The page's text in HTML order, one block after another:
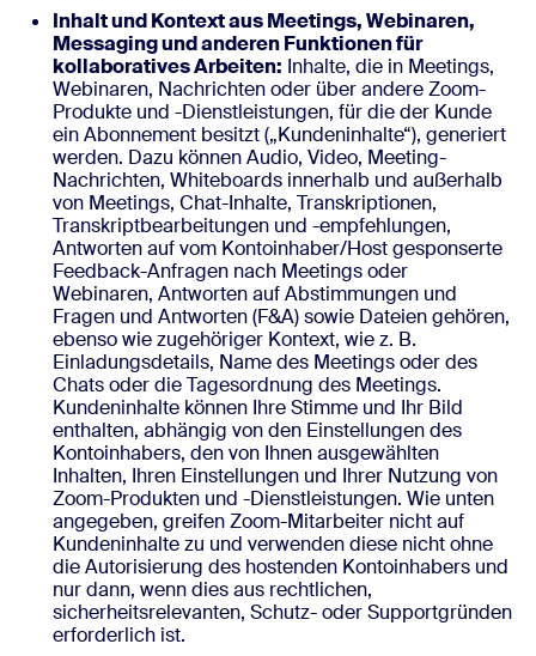
Inhalt und Kontext aus Meetings, Webinaren,
Messaging und anderen Funktionen für
kollaboratives Arbeiten: Inhalte, die in Meetings,
Webinaren, Nachrichten oder über andere Zoom-
Produkte und -Dienstleistungen, für die der Kunde
ein Abonnement besitzt („Kundeninhalte“), generiert
werden. Dazu können Audio, Video, Meeting-
Nachrichten, Whiteboards innerhalb und außerhalb
von Meetings, Chat-Inhalte, Transkriptionen,
Transkriptbearbeitungen und -empfehlungen,
Antworten auf vom Kontoinhaber/Host gesponserte
Feedback-Anfragen nach Meetings oder
Webinaren, Antworten auf Abstimmungen und
Fragen und Antworten (F&A) sowie Dateien gehören,
ebenso wie zugehöriger Kontext, wie z. B.
Einladungsdetails, Name des Meetings oder des
Chats oder die Tagesordnung des Meetings.
Kundeninhalte können Ihre Stimme und Ihr Bild
enthalten, abhängig von den Einstellungen des
Kontoinhabers, den von Ihnen ausgewählten
Inhalten, Ihren Einstellungen und Ihrer Nutzung von
Zoom-Produkten und -Dienstleistungen. Wie unten
angegeben, greifen Zoom-Mitarbeiter nicht auf
Kundeninhalte zu und verwenden diese nicht ohne
die Autorisierung des hostenden Kontoinhabers und
nur dann, wenn dies aus rechtlichen,
sicherheitsrelevanten, Schutz- oder Supportgründen
erforderlich ist.